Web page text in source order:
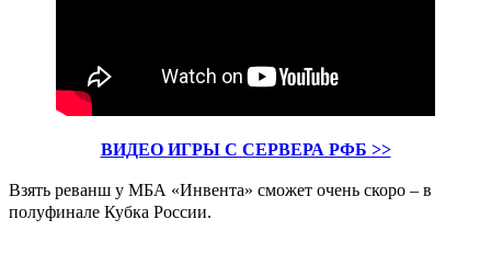
ВИДЕО ИГРЫ С СЕРВЕРА РФБ >>
Взять реванш у МБА «Инвента» сможет очень скоро – в
полуфинале Кубка России.